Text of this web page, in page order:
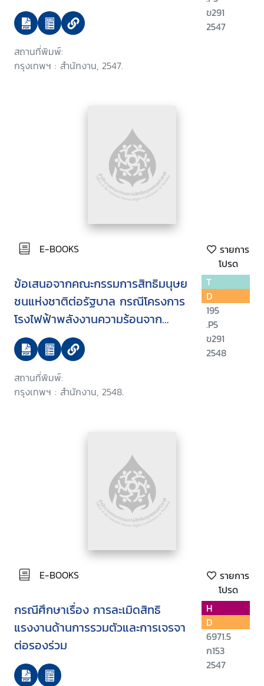
ถ่านหิน หินกรูด-บ่อนอก และ
โครงการท่อส่งก๊าซและโรงแยกก๊าซ
ธรรมชาติ ไทย-มาเลเซีย
สถานที่พิมพ์:
กรุงเทพฯ : สำนักงาน, 2547.
ข291
2547
E-BOOKS
รายการ
โปรด
ข้อเสนอจากคณะกรรมการสิทธิมนุษย
ชนแห่งชาติต่อรัฐบาล กรณีโครงการ
โรงไฟฟ้าพลังงานความร้อนจาก
ถ่านหิน หินกรูด-บ่อนอก และ
โครงการท่อส่งก๊าซและโรงแยกก๊าซ
ธรรมชาติ ไทย-มาเลเซีย
สถานที่พิมพ์:
กรุงเทพฯ : สำนักงาน, 2548.
T
D
195
.P5
ข291
2548
E-BOOKS
รายการ
โปรด
กรณีศึกษาเรื่อง การละเมิดสิทธิ
แรงงานด้านการรวมตัวและการเจรจา
ต่อรองร่วม
H
D
6971.5
ก153
2547